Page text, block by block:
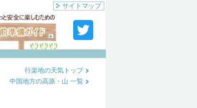
サイトマップ
行楽地の天気トップ
中国地方の高原・山 一覧